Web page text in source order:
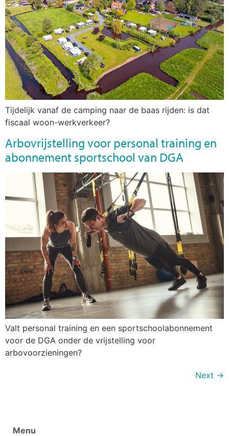
Tijdelijk vanaf de camping naar de baas rijden: is dat
fiscaal woon-werkverkeer?
Arbovrijstelling voor personal training en
abonnement sportschool van DGA
Valt personal training en een sportschoolabonnement
voor de DGA onder de vrijstelling voor
arbovoorzieningen?
Next →
Menu